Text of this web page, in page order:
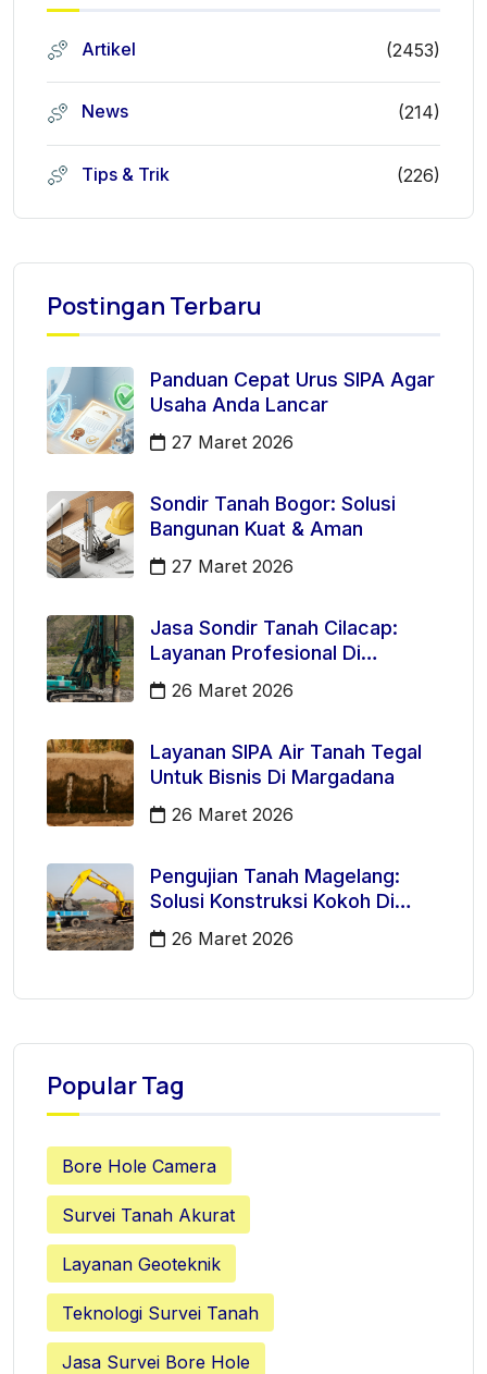
Artikel (2453)
News (214)
Tips & Trik (226)
Postingan Terbaru
Panduan Cepat Urus SIPA Agar
Usaha Anda Lancar
27 Maret 2026
Sondir Tanah Bogor: Solusi
Bangunan Kuat & Aman
27 Maret 2026
Jasa Sondir Tanah Cilacap:
Layanan Profesional Di
Kecamatan Majenang
26 Maret 2026
Layanan SIPA Air Tanah Tegal
Untuk Bisnis Di Margadana
26 Maret 2026
Pengujian Tanah Magelang:
Solusi Konstruksi Kokoh Di
Mertoyudan
26 Maret 2026
Popular Tag
Bore Hole Camera
Survei Tanah Akurat
Layanan Geoteknik
Teknologi Survei Tanah
Jasa Survei Bore Hole